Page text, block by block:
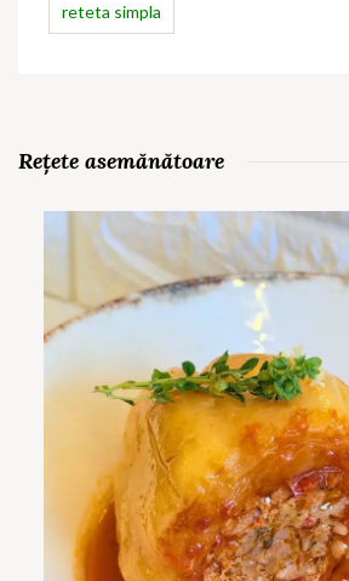
reteta simpla
Rețete asemănătoare